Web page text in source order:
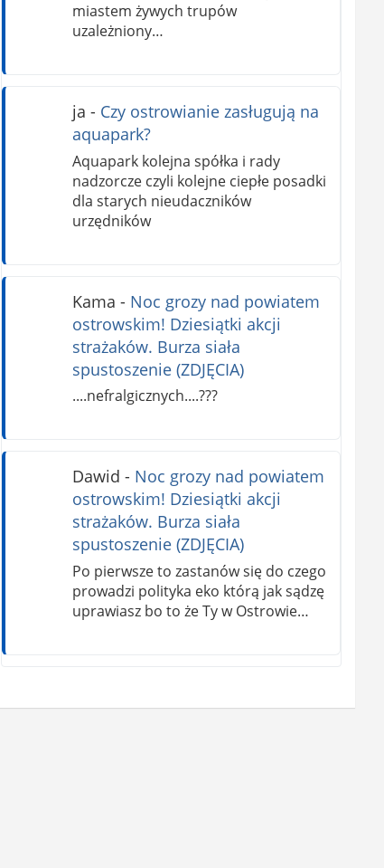
miastem żywych trupów
uzależniony…
ja - Czy ostrowianie zasługują na
aquapark?
Aquapark kolejna spółka i rady
nadzorcze czyli kolejne ciepłe posadki
dla starych nieudaczników
urzędników
Kama - Noc grozy nad powiatem
ostrowskim! Dziesiątki akcji
strażaków. Burza siała
spustoszenie (ZDJĘCIA)
....nefralgicznych....???
Dawid - Noc grozy nad powiatem
ostrowskim! Dziesiątki akcji
strażaków. Burza siała
spustoszenie (ZDJĘCIA)
Po pierwsze to zastanów się do czego
prowadzi polityka eko którą jak sądzę
uprawiasz bo to że Ty w Ostrowie…